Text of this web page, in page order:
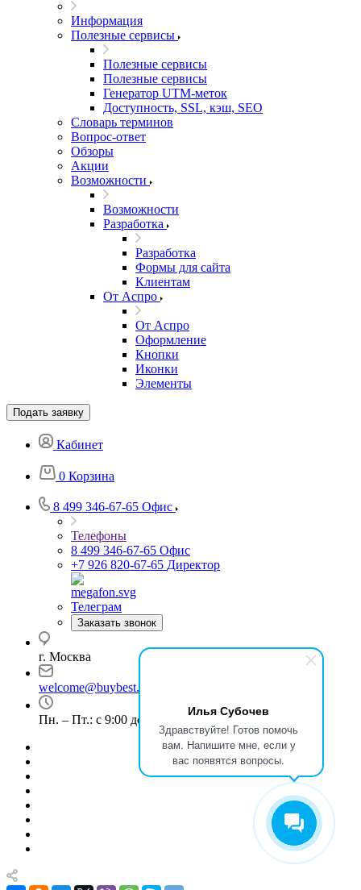
Илья Субочев
Здравствуйте! Готов помочь
вам. Напишите мне, если у
вас появятся вопросы.
Информация
Полезные сервисы
Полезные сервисы
Полезные сервисы
Генератор UTM‑меток
Доступность, SSL, кэш, SEO
Словарь терминов
Вопрос-ответ
Обзоры
Акции
Возможности
Возможности
Разработка
Разработка
Формы для сайта
Клиентам
От Аспро
От Аспро
Оформление
Кнопки
Иконки
Элементы
Подать заявку
Кабинет
0 Корзина
8 499 346-67-65 Офис
Телефоны
8 499 346-67-65 Офис
+7 926 820-67-65 Директор
Телеграм
Заказать звонок
г. Москва
welcome@buybest.ru
Пн. – Пт.: с 9:00 до 18:00